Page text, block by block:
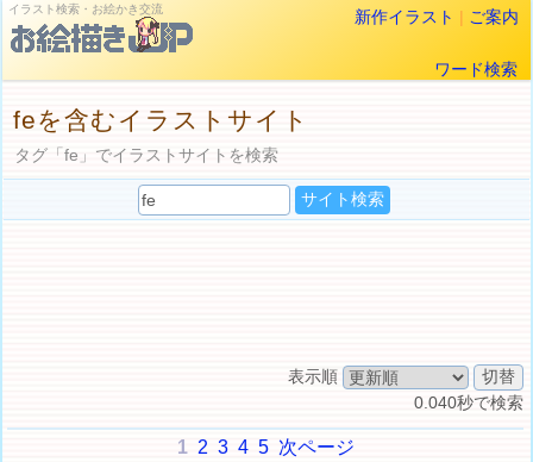
イラスト検索・お絵かき交流 新作イラスト | ご案内
ワード検索
feを含むイラストサイト
タグ「fe」でイラストサイトを検索
表示順
0.040秒で検索
1 2 3 4 5 次ページ